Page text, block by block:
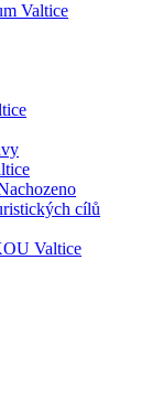
Valtice
cílů
Valtice